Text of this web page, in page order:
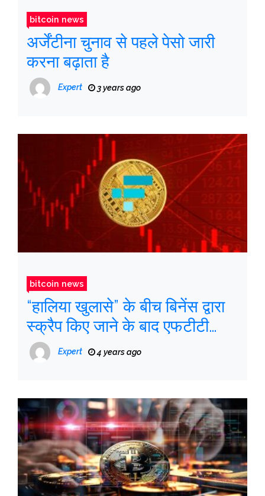
bitcoin news
अर्जेंटीना चुनाव से पहले पेसो जारी
करना बढ़ाता है
Expert 3 years ago
bitcoin news
“हालिया खुलासे” के बीच बिनेंस द्वारा
स्क्रैप किए जाने के बाद एफटीटी
टोकन फॉल्स
Expert 4 years ago